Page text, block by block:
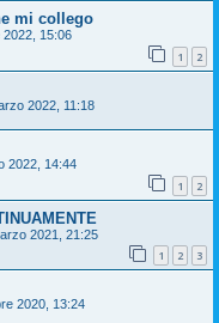
mi collego
15:06
1 2
2022, 11:18
2022, 14:44
1 2
2021, 21:25
1 2 3
2020, 13:24